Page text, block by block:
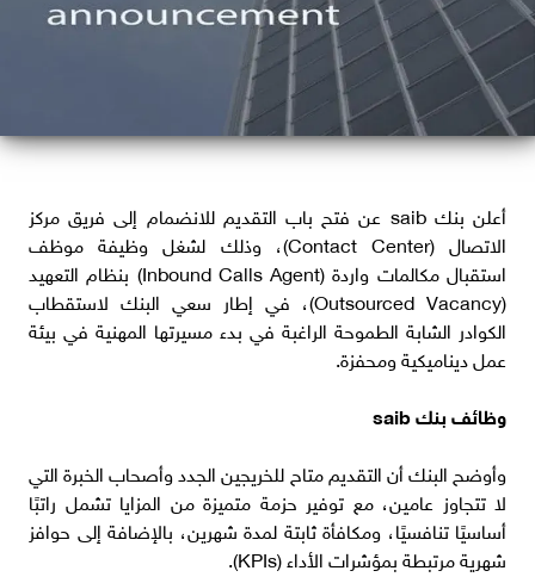
أعلن بنك saib عن فتح باب التقديم للانضمام إلى فريق مركز
الاتصال (Contact Center)، وذلك لشغل وظيفة موظف
استقبال مكالمات واردة (Inbound Calls Agent) بنظام التعهيد
(Outsourced Vacancy)، في إطار سعي البنك لاستقطاب
الكوادر الشابة الطموحة الراغبة في بدء مسيرتها المهنية في بيئة
عمل ديناميكية ومحفزة.
وظائف بنك saib
وأوضح البنك أن التقديم متاح للخريجين الجدد وأصحاب الخبرة التي
لا تتجاوز عامين، مع توفير حزمة متميزة من المزايا تشمل راتبًا
أساسيًا تنافسيًا، ومكافأة ثابتة لمدة شهرين، بالإضافة إلى حوافز
شهرية مرتبطة بمؤشرات الأداء (KPIs).